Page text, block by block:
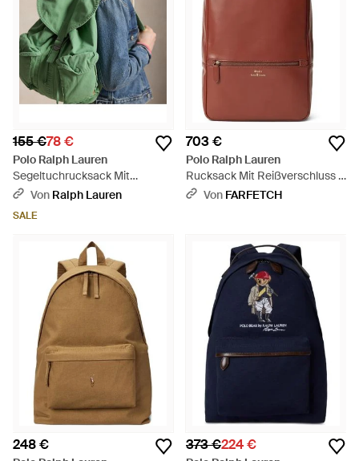
155 €78 €
Polo Ralph Lauren
Segeltuchrucksack Mit
Klappverschluss - Grün
Von Ralph Lauren
SALE
703 €
Polo Ralph Lauren
Rucksack Mit Reißverschluss -
RotVon FARFETCH
248 € 373 €224 €